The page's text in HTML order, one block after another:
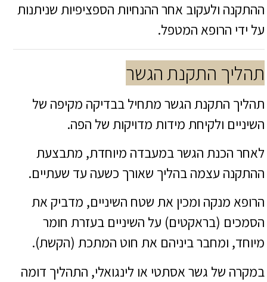
ההתקנה ולעקוב אחר ההנחיות הספציפיות שניתנות
על ידי הרופא המטפל.
תהליך התקנת הגשר
תהליך התקנת הגשר מתחיל בבדיקה מקיפה של
השיניים ולקיחת מידות מדויקות של הפה.
לאחר הכנת הגשר במעבדה מיוחדת, מתבצעת
ההתקנה עצמה בהליך שאורך כשעה עד שעתיים.
הרופא מנקה ומכין את שטח השיניים, מדביק את
הסמכים (בראקטים) על השיניים בעזרת חומר
מיוחד, ומחבר ביניהם את חוט המתכת (הקשת).
במקרה של גשר אסתטי או לינגואלי, התהליך דומה